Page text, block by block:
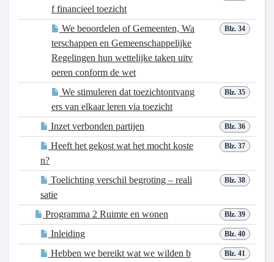
f financieel toezicht
Blz. 34
We beoordelen of Gemeenten, Wa
terschappen en Gemeenschappelijke
Regelingen hun wettelijke taken uitv
oeren conform de wet
Blz. 35
We stimuleren dat toezichtontvang
ers van elkaar leren via toezicht
Blz. 36
Inzet verbonden partijen
Blz. 37
Heeft het gekost wat het mocht koste
n?
Blz. 38
Toelichting verschil begroting – reali
satie
Blz. 39
Programma 2 Ruimte en wonen
Blz. 40
Inleiding
Blz. 41
Hebben we bereikt wat we wilden b